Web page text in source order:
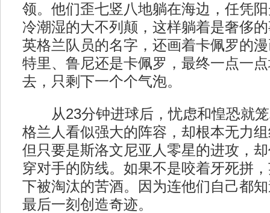
领。他们歪七竖八地躺在海边，任凭
冷潮湿的大不列颠，这样躺着是奢侈
英格兰队员的名字，还画着卡佩罗的
特里、鲁尼还是卡佩罗，最终一点一
去，只剩下一个个气泡。
从23分钟进球后，忧虑和惶恐就笼
格兰人看似强大的阵容，却根本无力
但只要是斯洛文尼亚人零星的进攻，
穿对手的防线。如果不是咬着牙死拼
下被淘汰的苦酒。因为连他们自己都
最后一刻创造奇迹。